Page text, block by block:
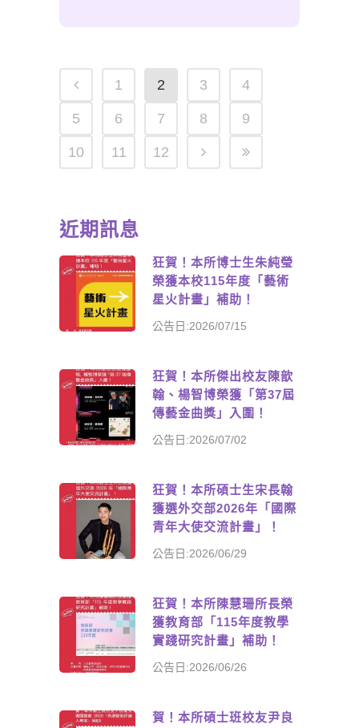
1 2 3 4
5 6 7 8 9
10 11 12
近期訊息
狂賀！本所博士生朱純瑩
榮獲本校115年度「藝術
星火計畫」補助！
公告日:2026/07/15
狂賀！本所傑出校友陳歆
翰、楊智博榮獲「第37屆
傳藝金曲獎」入圍！
公告日:2026/07/02
狂賀！本所碩士生宋長翰
獲選外交部2026年「國際
青年大使交流計畫」！
公告日:2026/06/29
狂賀！本所陳慧珊所長榮
獲教育部「115年度教學
實踐研究計畫」補助！
公告日:2026/06/26
賀！本所碩士班校友尹良